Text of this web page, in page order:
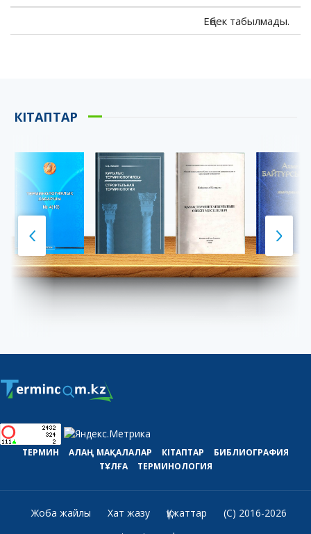
Еңбек табылмады.
КІТАПТАР
ТЕРМИН АЛАҢ МАҚАЛАЛАР КІТАПТАР
БИБЛИОГРАФИЯ
ТҰЛҒА
ТЕРМИНОЛОГИЯ
Жоба жайлы Хат жазу Құжаттар
(C) 2016-2026